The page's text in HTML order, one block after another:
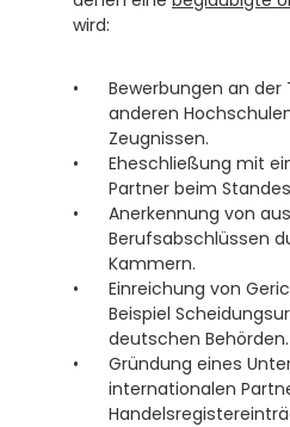
wird:
Bewerbungen an der
anderen
Zeugnissen.
Eheschließung mit
Partner beim
Anerkennung von
Berufsabschlüssen
Kammern.
Einreichung von
Beispiel
deutschen Behörden.
Gründung eines
internationalen